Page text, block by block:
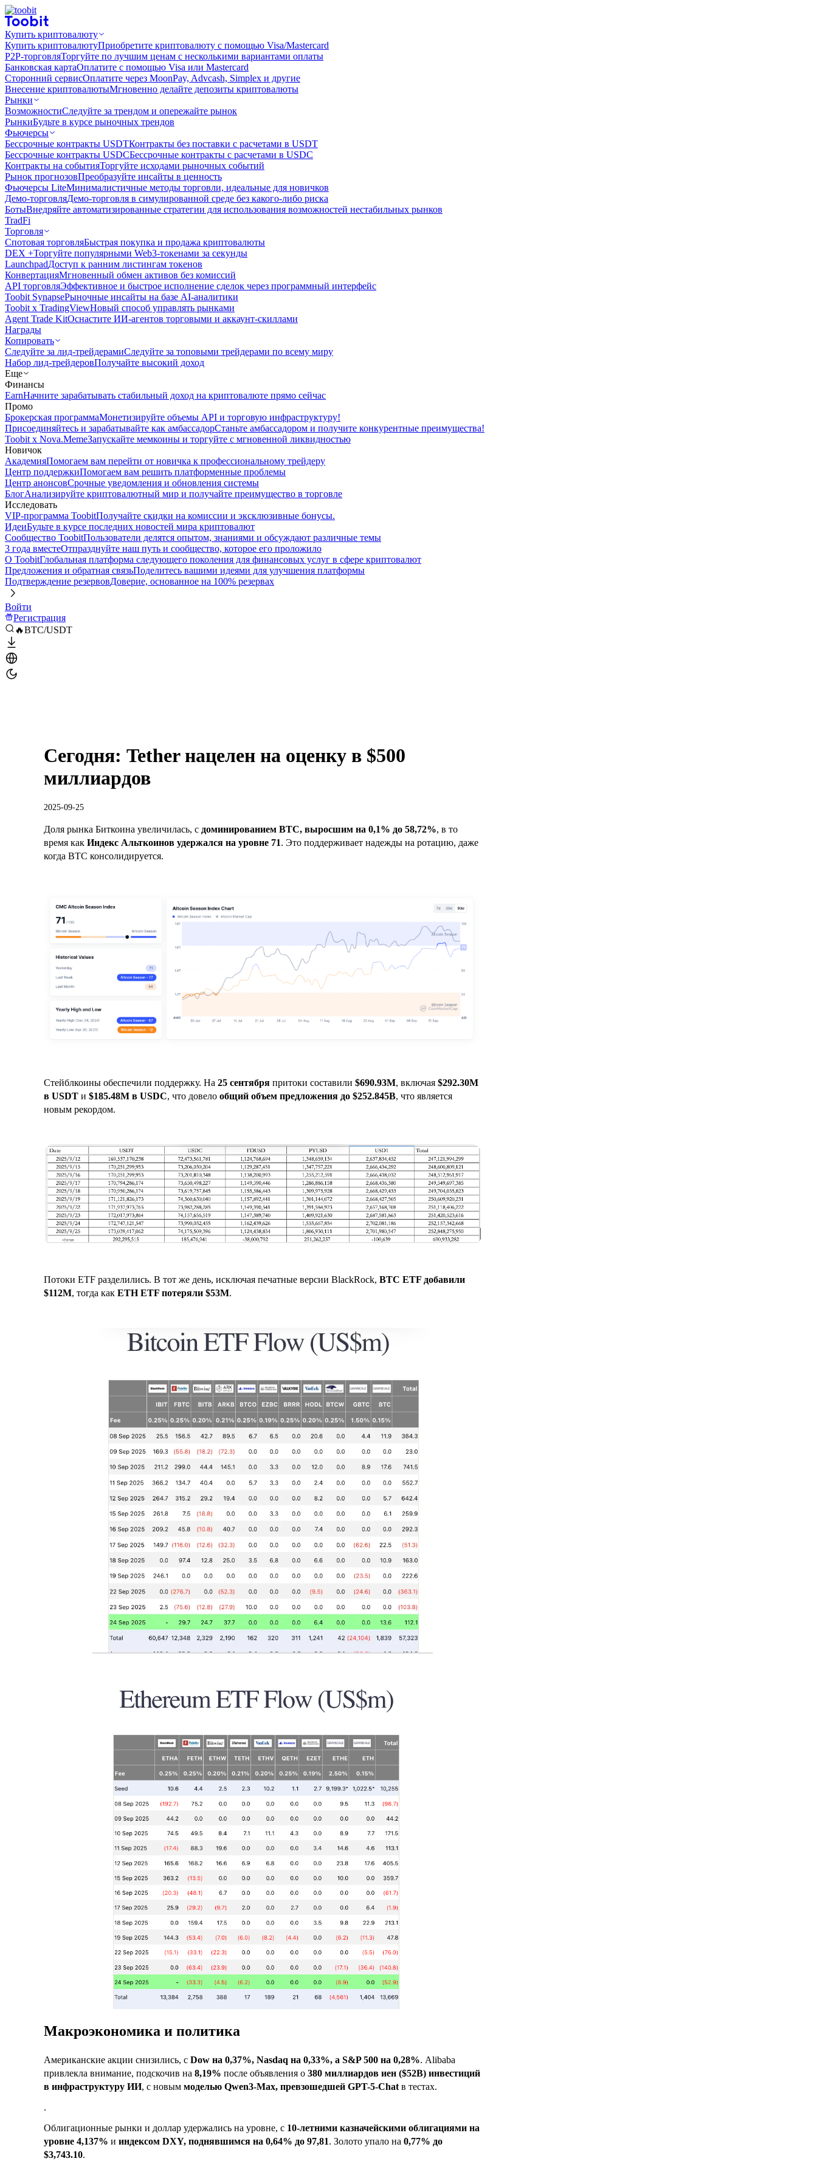
Купить криптовалюту
Купить криптовалютуПриобретите криптовалюту с помощью Visa/Mastercard
P2P-торговляТоргуйте по лучшим ценам с несколькими вариантами оплаты
Банковская картаОплатите с помощью Visa или Mastercard
Сторонний сервисОплатите через MoonPay, Advcash, Simplex и другие
Внесение криптовалютыМгновенно делайте депозиты криптовалюты
Рынки
ВозможностиСледуйте за трендом и опережайте рынок
РынкиБудьте в курсе рыночных трендов
Фьючерсы
Бессрочные контракты USDTКонтракты без поставки с расчетами в USDT
Бессрочные контракты USDCБессрочные контракты с расчетами в USDC
Контракты на событияТоргуйте исходами рыночных событий
Рынок прогнозовПреобразуйте инсайты в ценность
Фьючерсы LiteМинималистичные методы торговли, идеальные для новичков
Демо-торговляДемо-торговля в симулированной среде без какого-либо риска
БотыВнедряйте автоматизированные стратегии для использования возможностей нестабильных рынков
TradFi
Торговля
Спотовая торговляБыстрая покупка и продажа криптовалюты
DEX +Торгуйте популярными Web3-токенами за секунды
LaunchpadДоступ к ранним листингам токенов
КонвертацияМгновенный обмен активов без комиссий
API торговляЭффективное и быстрое исполнение сделок через программный интерфейс
Toobit SynapseРыночные инсайты на базе AI-аналитики
Toobit x TradingViewНовый способ управлять рынками
Agent Trade KitОснастите ИИ-агентов торговыми и аккаунт-скиллами
Награды
Копировать
Следуйте за лид-трейдерамиСледуйте за топовыми трейдерами по всему миру
Набор лид-трейдеровПолучайте высокий доход
Еще
Финансы
EarnНачните зарабатывать стабильный доход на криптовалюте прямо сейчас
Промо
Брокерская программаМонетизируйте объемы API и торговую инфраструктуру!
Присоединяйтесь и зарабатывайте как амбассадорСтаньте амбассадором и получите конкурентные преимущества!
Toobit x Nova.MemeЗапускайте мемкоины и торгуйте с мгновенной ликвидностью
Новичок
АкадемияПомогаем вам перейти от новичка к профессиональному трейдеру
Центр поддержкиПомогаем вам решить платформенные проблемы
Центр анонсовСрочные уведомления и обновления системы
БлогАнализируйте криптовалютный мир и получайте преимущество в торговле
Исследовать
VIP-программа ToobitПолучайте скидки на комиссии и эксклюзивные бонусы.
ИдеиБудьте в курсе последних новостей мира криптовалют
Сообщество ToobitПользователи делятся опытом, знаниями и обсуждают различные темы
3 года вместеОтпразднуйте наш путь и сообщество, которое его проложило
О ToobitГлобальная платформа следующего поколения для финансовых услуг в сфере криптовалют
Предложения и обратная связьПоделитесь вашими идеями для улучшения платформы
Подтверждение резервовДоверие, основанное на 100% резервах
Войти
Регистрация
🔥BTC/USDT
Сегодня: Tether нацелен на оценку в $500
миллиардов
2025-09-25
Доля рынка Биткоина увеличилась, с доминированием BTC, выросшим на 0,1% до 58,72%, в то
время как Индекс Альткоинов удержался на уровне 71. Это поддерживает надежды на ротацию, даже
когда BTC консолидируется.
Стейблкоины обеспечили поддержку. На 25 сентября притоки составили $690.93M, включая $292.30M
в USDT и $185.48M в USDC, что довело общий объем предложения до $252.845B, что является
новым рекордом.
Потоки ETF разделились. В тот же день, исключая печатные версии BlackRock, BTC ETF добавили
$112M, тогда как ETH ETF потеряли $53M.
Макроэкономика и политика
Американские акции снизились, с Dow на 0,37%, Nasdaq на 0,33%, а S&P 500 на 0,28%. Alibaba
привлекла внимание, подскочив на 8,19% после объявления о 380 миллиардов иен ($52B) инвестиций
в инфраструктуру ИИ, с новым моделью Qwen3-Max, превзошедшей GPT-5-Chat в тестах.
.
Облигационные рынки и доллар удержались на уровне, с 10-летними казначейскими облигациями на
уровне 4,137% и индексом DXY, поднявшимся на 0,64% до 97,81. Золото упало на 0,77% до
$3,743.10.